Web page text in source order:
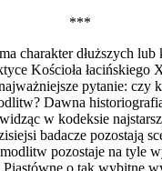
***
charakter dłuższych
Kościoła
pytanie: czy
Dawna
w kodeksie
badacze pozostają
pozostaje na tyle
o tak wybitne